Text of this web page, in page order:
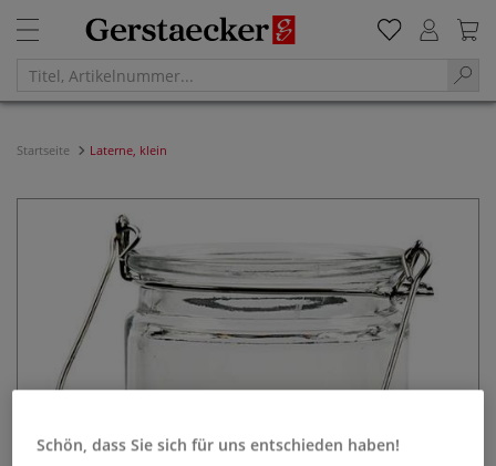
Startseite Laterne, klein
Schön, dass Sie sich für uns entschieden haben!